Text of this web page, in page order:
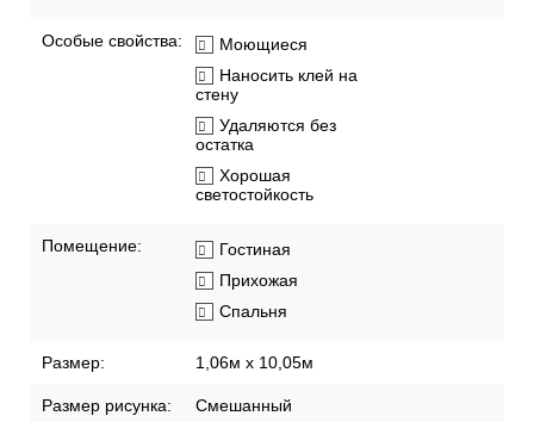
Особые свойства:
Моющиеся
Наносить клей на
стену
Удаляются без
остатка
Хорошая
светостойкость
Помещение:
Гостиная
Прихожая
Спальня
Размер: 1,06м х 10,05м
Размер рисунка: Смешанный